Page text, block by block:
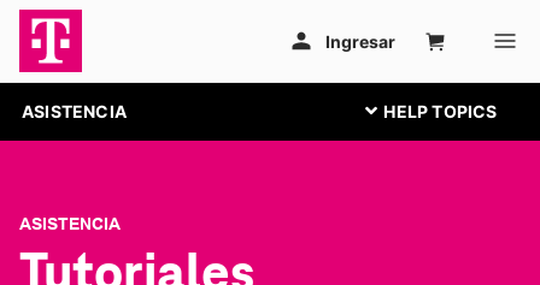
ASISTENCIA
ASISTENCIA